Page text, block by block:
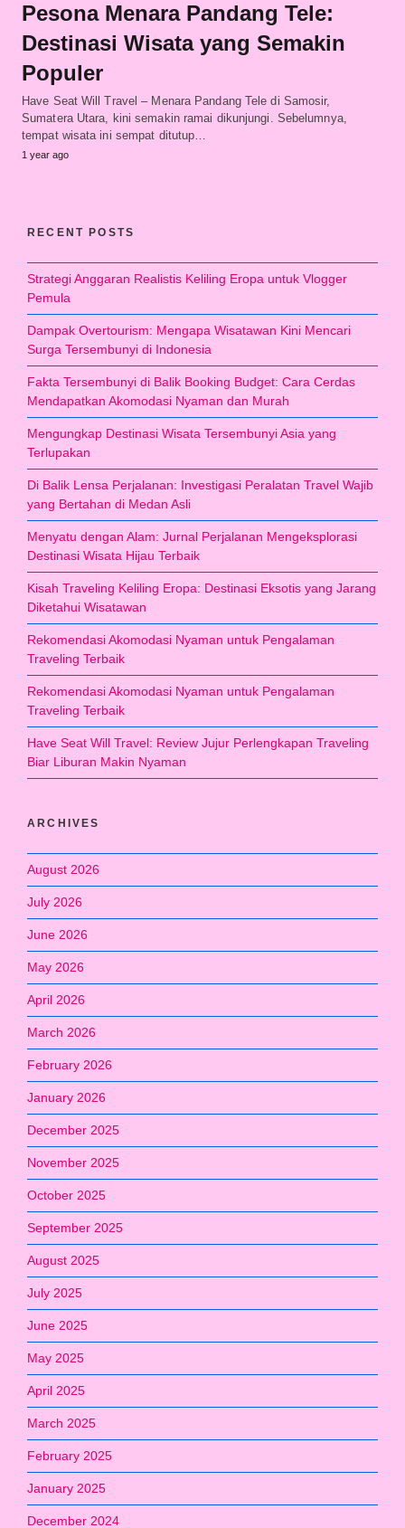
Pesona Menara Pandang Tele:
Destinasi Wisata yang Semakin
Populer
Have Seat Will Travel – Menara Pandang Tele di Samosir,
Sumatera Utara, kini semakin ramai dikunjungi. Sebelumnya,
tempat wisata ini sempat ditutup…
1 year ago
RECENT POSTS
Strategi Anggaran Realistis Keliling Eropa untuk Vlogger
Pemula
Dampak Overtourism: Mengapa Wisatawan Kini Mencari
Surga Tersembunyi di Indonesia
Fakta Tersembunyi di Balik Booking Budget: Cara Cerdas
Mendapatkan Akomodasi Nyaman dan Murah
Mengungkap Destinasi Wisata Tersembunyi Asia yang
Terlupakan
Di Balik Lensa Perjalanan: Investigasi Peralatan Travel Wajib
yang Bertahan di Medan Asli
Menyatu dengan Alam: Jurnal Perjalanan Mengeksplorasi
Destinasi Wisata Hijau Terbaik
Kisah Traveling Keliling Eropa: Destinasi Eksotis yang Jarang
Diketahui Wisatawan
Rekomendasi Akomodasi Nyaman untuk Pengalaman
Traveling Terbaik
Rekomendasi Akomodasi Nyaman untuk Pengalaman
Traveling Terbaik
Have Seat Will Travel: Review Jujur Perlengkapan Traveling
Biar Liburan Makin Nyaman
ARCHIVES
August 2026
July 2026
June 2026
May 2026
April 2026
March 2026
February 2026
January 2026
December 2025
November 2025
October 2025
September 2025
August 2025
July 2025
June 2025
May 2025
April 2025
March 2025
February 2025
January 2025
December 2024